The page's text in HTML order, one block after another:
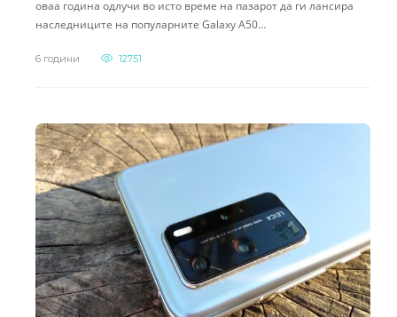
оваа година одлучи во исто време на пазарот да ги лансира
наследниците на популарните Galaxy A50…
6 години 12751